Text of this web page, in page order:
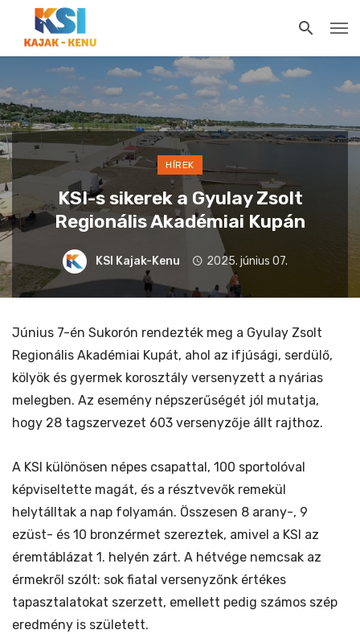
HÍREK
KSI-s sikerek a Gyulay Zsolt
Regionális Akadémiai Kupán
KSI Kajak-Kenu 2025. június 07.
Június 7-én Sukorón rendezték meg a Gyulay Zsolt
Regionális Akadémiai Kupát, ahol az ifjúsági, serdülő,
kölyök és gyermek korosztály versenyzett a nyárias
melegben. Az esemény népszerűségét jól mutatja,
hogy 28 tagszervezet 603 versenyzője állt rajthoz.
A KSI különösen népes csapattal, 100 sportolóval
képviseltette magát, és a résztvevők remekül
helytálltak a nap folyamán. Összesen 8 arany-, 9
ezüst- és 10 bronzérmet szereztek, amivel a KSI az
éremtáblázat 1. helyén zárt. A hétvége nemcsak az
érmekről szólt: sok fiatal versenyzőnk értékes
tapasztalatokat szerzett, emellett pedig számos szép
eredmény is született.